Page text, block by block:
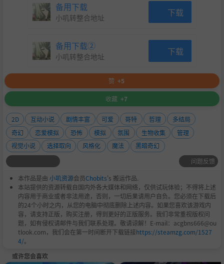
备用下载
小叽转整合地址 下载
备用下载②
小叽转整合地址 下载
赞 +5
收藏 +7
2D 互动小说 剧情丰富 可爱 哥特 哲理
多结局
奇幻
恋爱模拟 恐怖 模拟 氛围 生物收集
管理
视觉小说
选择取向 风格化 魔法
黑暗奇幻
问题反馈
本作品是由 小叽资源会员Chobits's 搬运作品.
本站提供的资源转载自国内外各大媒体和网络，仅供试玩体验；不得将上述
内容用于商业或者非法用途，否则，一切后果请用户自负。您必须在下载后
的24个小时之内，从您的电脑中彻底删除上述内容。如果您喜欢该游戏内
容，请支持正版，购买注册，得到更好的正版服务。我们非常重视版权问
题，如有侵权请邮件与我们联系处理。敬请谅解！E-mail：acgbns666@ou
tlook.com，我们会在第一时间断开下载链接https://steamzg.com/1527
4/。
或许您会喜欢